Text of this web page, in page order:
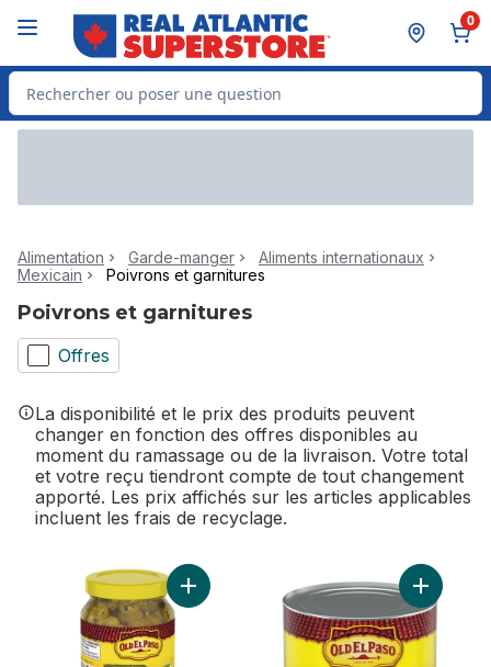
0
Rechercher des produits
Alimentation Garde-manger
Aliments internationaux
Mexicain
Poivrons et garnitures
Poivrons et garnitures
Offres
La disponibilité et le prix des produits peuvent
changer en fonction des offres disponibles au
moment du ramassage ou de la livraison. Votre total
et votre reçu tiendront compte de tout changement
apporté. Les prix affichés sur les articles applicables
incluent les frais de recyclage.
Ajouter Jalapeños Tranchés Marinés au
Ajouter